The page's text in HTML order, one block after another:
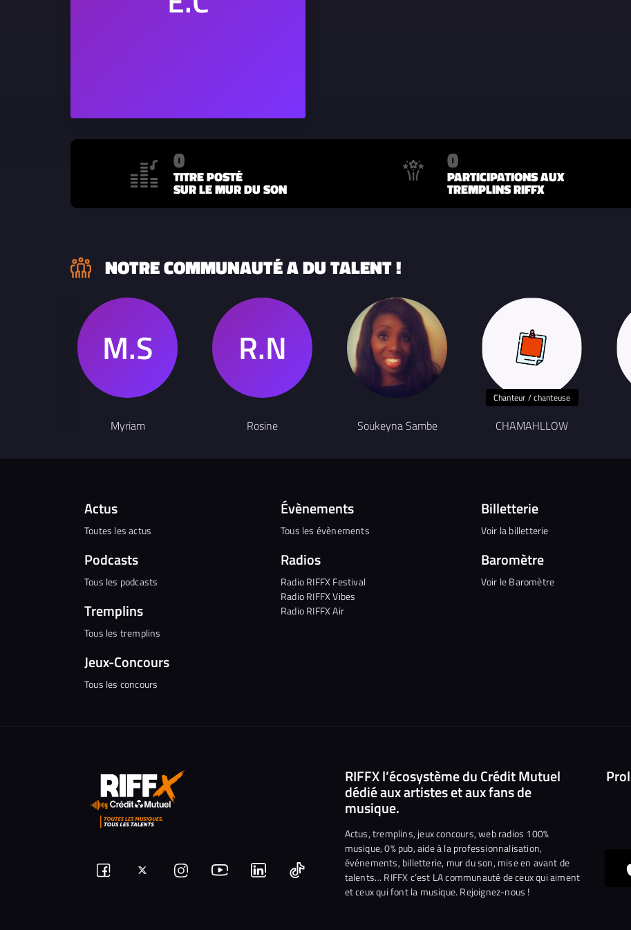
0
TITRE POSTÉ
SUR LE MUR DU SON
0
PARTICIPATIONS AUX
TREMPLINS RIFFX
NOTRE COMMUNAUTÉ A DU TALENT !
Myriam Rosine Soukeyna Sambe
Chanteur / chanteuse
CHAMAHLLOW
Actus
Toutes les actus
Podcasts
Tous les podcasts
Tremplins
Tous les tremplins
Jeux-Concours
Tous les concours
Évènements
Tous les évènements
Radios
Radio RIFFX Festival
Radio RIFFX Vibes
Radio RIFFX Air
Billetterie
Voir la billetterie
Baromètre
Voir le Baromètre
Suivez-Suivez-Nous
NousNous Nous
RIFFX l’écosystème du Crédit Mutuel
dédié aux artistes et aux fans de
musique.
Actus, tremplins, jeux concours, web radios 100%
musique, 0% pub, aide à la professionnalisation,
événements, billetterie, mur du son, mise en avant de
talents… RIFFX c’est LA communauté de ceux qui aiment
et ceux qui font la musique. Rejoignez-nous !